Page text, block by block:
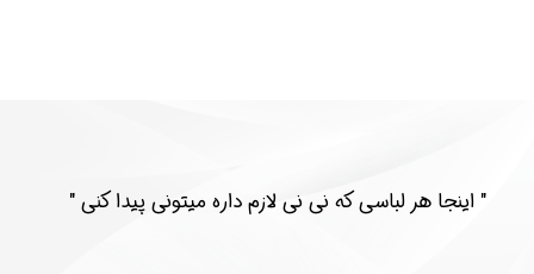
​​" اینجا هر لباسی که نی نی لازم داره میتونی پیدا کنی "​​​​​​​​​​​​​​